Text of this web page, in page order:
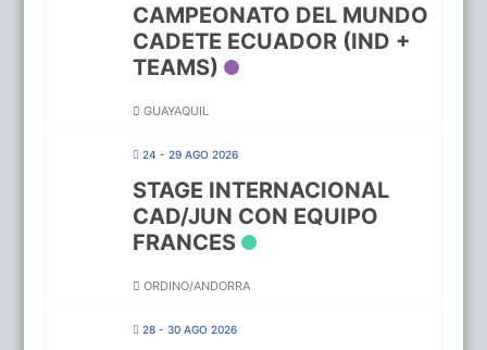
CAMPEONATO DEL MUNDO
CADETE ECUADOR (IND +
TEAMS)
GUAYAQUIL
24 - 29 AGO 2026
STAGE INTERNACIONAL
CAD/JUN CON EQUIPO
FRANCES
ORDINO/ANDORRA
28 - 30 AGO 2026